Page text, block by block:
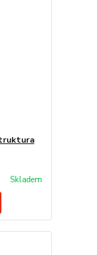
Skladem